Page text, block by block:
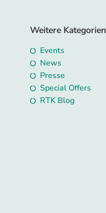
Weitere Kategorien
Events
News
Presse
Special Offers
RTK Blog